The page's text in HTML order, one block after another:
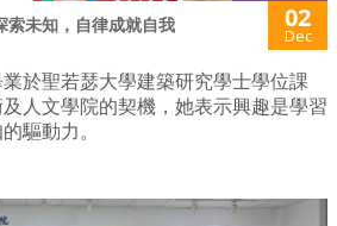
未知，自律成就自我 02
Dec
於聖若瑟大學建築研究學士學位課
人文學院的契機，她表示興趣是學習
驅動力。